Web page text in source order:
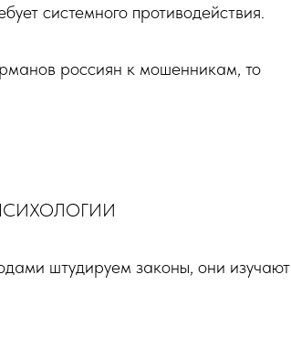
системного противодействия.
россиян к мошенникам, то
штудируем законы, они изучают